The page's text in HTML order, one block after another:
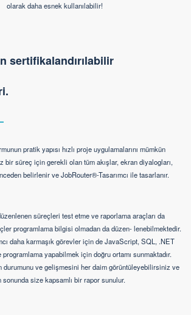
olarak daha esnek kullanılabilir!
sertifikalandırılabilir
pratik yapısı hızlı proje uygulamalarını mümkün
bir süreç için gerekli olan tüm akışlar, ekran diyalogları,
belirlenir ve JobRouter®-Tasarımcı ile tasarlanır.
süreçleri test etme ve raporlama araçları da
programlama bilgisi olmadan da düzen- lenebilmektedir.
daha karmaşık görevler için de JavaScript, SQL, .NET
yapabilmek için doğru ortamı sunmaktadır.
durumunu ve gelişmesini her daim görüntüleyebilirsiniz ve
sonunda size kapsamlı bir rapor sunulur.